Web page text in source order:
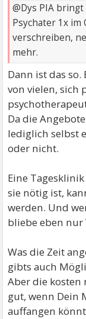
@Dys PIA
Psychater 1x im
verschreiben,
mehr.
Dann ist das
von vielen, sich
Da die
lediglich selbst
oder nicht.
Eine
sie nötig ist,
werden. Und
bliebe eben nur
Was die Zeit
gibts auch
Aber die kosten
gut, wenn Dein
auffangen